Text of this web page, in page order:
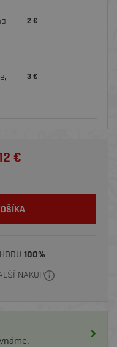
2 €
3 €
€
100%
NÁKUP